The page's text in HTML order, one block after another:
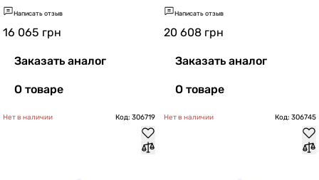
Написать отзыв
16 065 грн
Заказать аналог
О товаре
Написать отзыв
20 608 грн
Заказать аналог
О товаре
Нет в наличии Код: 306719 Нет в наличии Код: 306745